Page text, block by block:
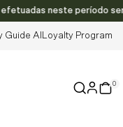
neste período
Guide AI Loyalty Program
0